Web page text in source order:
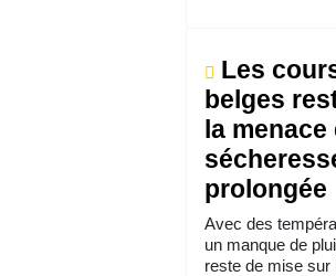
Les
belges
la menace
prolongée
Avec des
un manque de
reste de mise sur